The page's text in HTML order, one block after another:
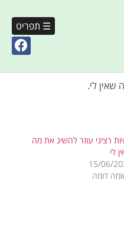
☰ תפריט
שאין לי.
רציני עוזר להשיג את מה
לי
15/06/
דומה